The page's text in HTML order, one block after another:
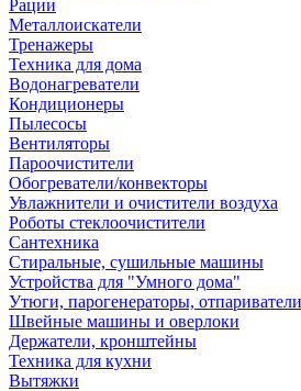
Рации
Металлоискатели
Тренажеры
Техника для дома
Водонагреватели
Кондиционеры
Пылесосы
Вентиляторы
Пароочистители
Обогреватели/конвекторы
Увлажнители и очистители воздуха
Роботы стеклоочистители
Сантехника
Стиральные, сушильные машины
Устройства для "Умного дома"
Утюги, парогенераторы, отпариватели
Швейные машины и оверлоки
Держатели, кронштейны
Техника для кухни
Вытяжки